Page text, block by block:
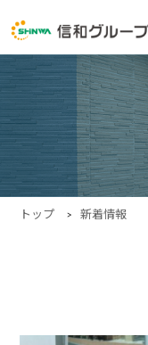
トップ 新着情報